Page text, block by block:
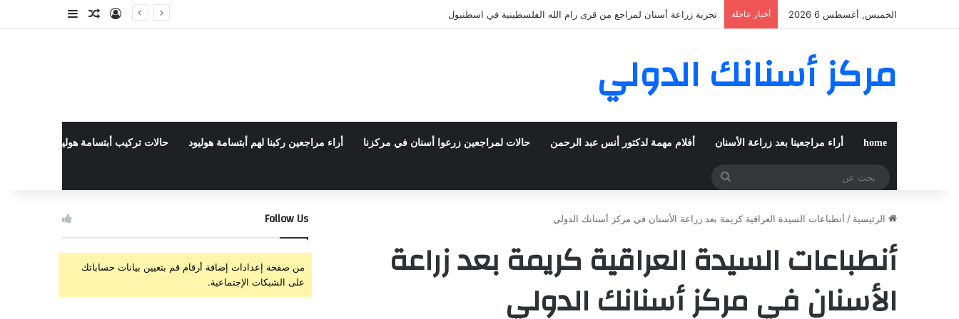
الخميس, أغسطس 6 2026 أخبار عاجلة تجربة زراعة أسنان لمراجع من قرى رام الله الفلسطينية في اسطنبول تسجيل الدخول
مقال عشوائي
إضافة عمود
مركز أسنانك الدولي
home أراء مراجعينا بعد زراعة الأسنان أفلام مهمة لدكتور أنس عبد الرحمن حالات لمراجعين زرعوا أسنان في مركزنا أراء مراجعين ركبنا لهم أبتسامة هوليود حالات تركيب أبتسامة هوليود الأخيرة في
بحث
الرئيسية / أنطباعات السيدة العراقية كريمة بعد زراعة الأسنان في مركز أسنانك الدولي
أنطباعات السيدة العراقية كريمة بعد زراعة
الأسنان في مركز أسنانك الدولي
Follow Us
من صفحة إعدادات إضافة أرقام قم بتعيين بيانات حساباتك
على الشبكات الإجتماعية.